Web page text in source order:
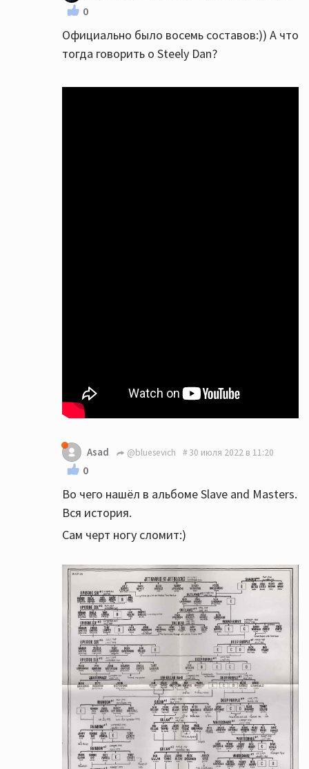
0
Официально было восемь составов:)) А что
тогда говорить о Steely Dan?
Asad @bluesevich 30 июля 2022 в 11:20
0
Во чего нашёл в альбоме Slave and Masters.
Вся история.
Сам черт ногу сломит:)